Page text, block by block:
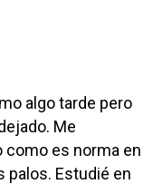
algo tarde pero
Me
es norma en
Estudié en